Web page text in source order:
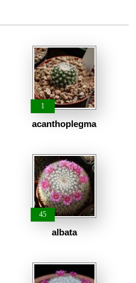
1
acanthoplegma
45
albata